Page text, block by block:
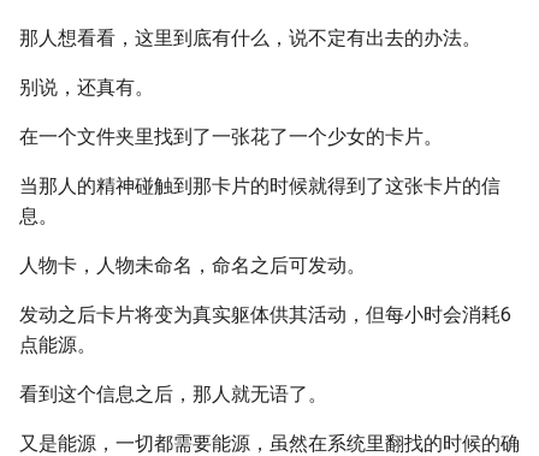
那人想看看，这里到底有什么，说不定有出去的办法。
别说，还真有。
在一个文件夹里找到了一张花了一个少女的卡片。
当那人的精神碰触到那卡片的时候就得到了这张卡片的信
息。
人物卡，人物未命名，命名之后可发动。
发动之后卡片将变为真实躯体供其活动，但每小时会消耗6
点能源。
看到这个信息之后，那人就无语了。
又是能源，一切都需要能源，虽然在系统里翻找的时候的确